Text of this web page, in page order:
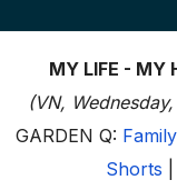
MY LIFE - MY
(VN,
GARDEN Q:
Shorts